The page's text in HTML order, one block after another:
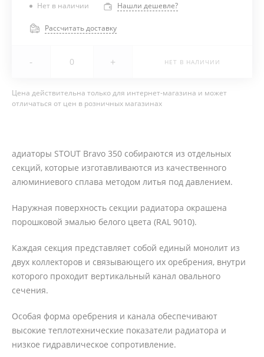
Нет в наличии Нашли дешевле?
Рассчитать доставку
- + НЕТ В НАЛИЧИИ
Цена действительна только для интернет-магазина и может
отличаться от цен в розничных магазинах
адиаторы STOUT Bravo 350 собираются из отдельных
секций, которые изготавливаются из качественного
алюминиевого сплава методом литья под давлением.
Наружная поверхность секции радиатора окрашена
порошковой эмалью белого цвета (RAL 9010).
Каждая секция представляет собой единый монолит из
двух коллекторов и связывающего их оребрения, внутри
которого проходит вертикальный канал овального
сечения.
Особая форма оребрения и канала обеспечивают
высокие теплотехнические показатели радиатора и
низкое гидравлическое сопротивление.